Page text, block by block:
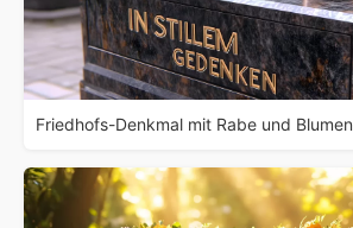
Friedhofs-Denkmal mit Rabe und Blumen